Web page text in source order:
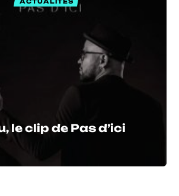
le clip de Pas d’ici